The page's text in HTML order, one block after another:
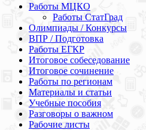
Работы МЦКО
Работы СтатГрад
Олимпиады / Конкурсы
ВПР / Подготовка
Работы ЕГКР
Итоговое собеседование
Итоговое сочинение
Работы по регионам
Материалы и статьи
Учебные пособия
Разговоры о важном
Рабочие листы